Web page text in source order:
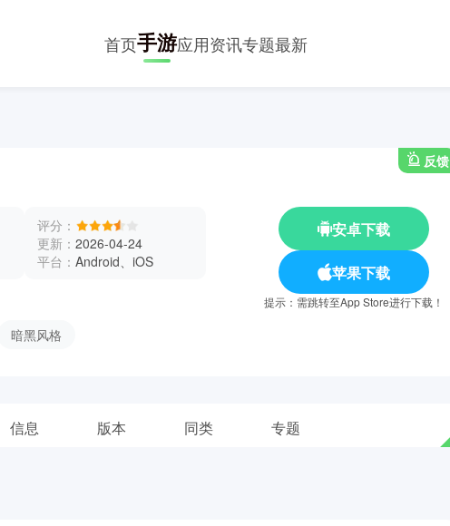
首页手游应用资讯专题最新
反馈
评分：
更新： 2026-04-24
平台： Android、iOS
安卓下载
苹果下载
提示：需跳转至App Store进行下载！
暗黑风格
信息 版本 同类 专题